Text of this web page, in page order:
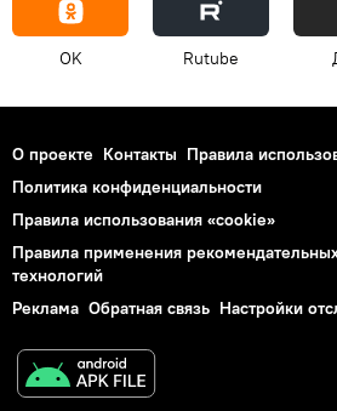
OK Rutube
О проекте Контакты Правила
Политика конфиденциальности
Правила использования «cookie»
Правила применения
технологий
Реклама Обратная связь Настройки